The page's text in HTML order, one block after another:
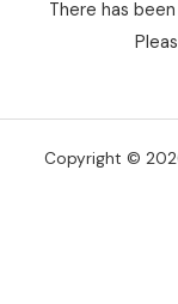
There has
Copyright ©